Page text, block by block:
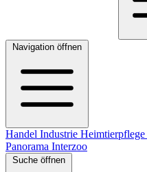
Navigation öffnen
Handel Industrie Heimtierpflege
Panorama Interzoo
Suche öffnen